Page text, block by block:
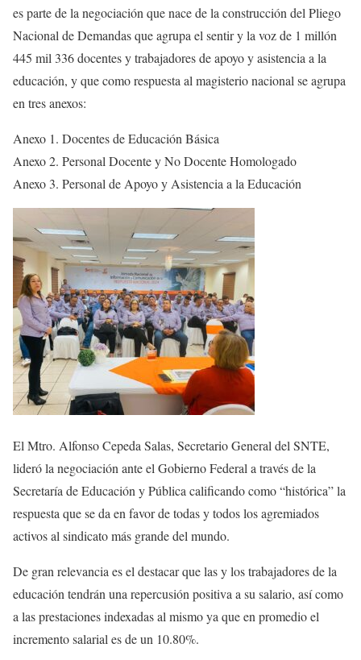
es parte de la negociación que nace de la construcción del Pliego
Nacional de Demandas que agrupa el sentir y la voz de 1 millón
445 mil 336 docentes y trabajadores de apoyo y asistencia a la
educación, y que como respuesta al magisterio nacional se agrupa
en tres anexos:
Anexo 1. Docentes de Educación Básica
Anexo 2. Personal Docente y No Docente Homologado
Anexo 3. Personal de Apoyo y Asistencia a la Educación
El Mtro. Alfonso Cepeda Salas, Secretario General del SNTE,
lideró la negociación ante el Gobierno Federal a través de la
Secretaría de Educación y Pública calificando como “histórica” la
respuesta que se da en favor de todas y todos los agremiados
activos al sindicato más grande del mundo.
De gran relevancia es el destacar que las y los trabajadores de la
educación tendrán una repercusión positiva a su salario, así como
a las prestaciones indexadas al mismo ya que en promedio el
incremento salarial es de un 10.80%.